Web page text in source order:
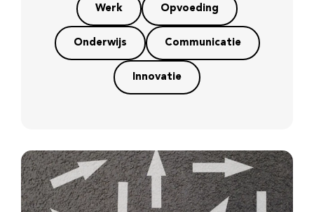
Werk Opvoeding
Onderwijs Communicatie
Innovatie